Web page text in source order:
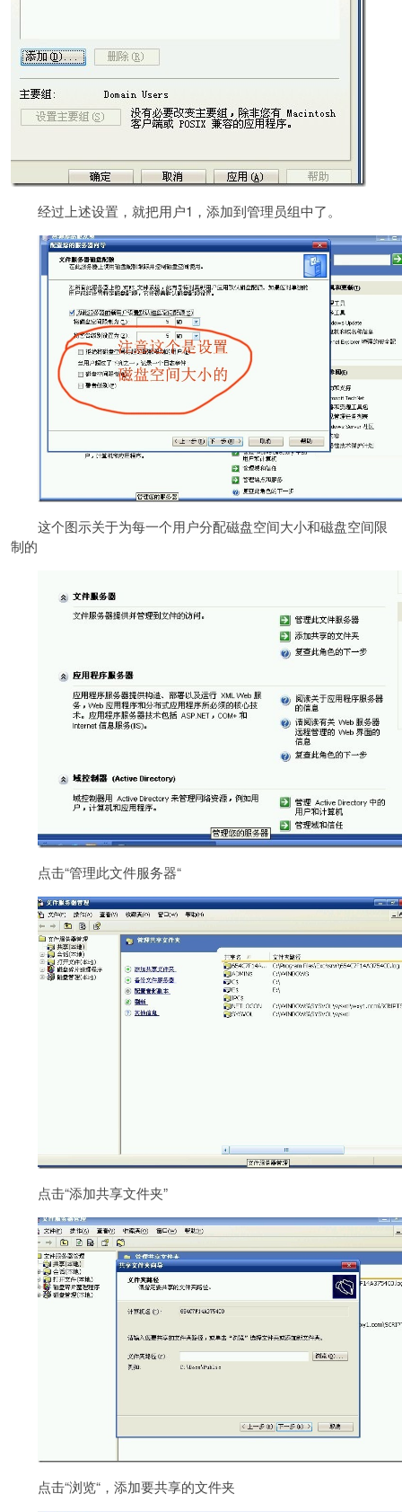
经过上述设置，就把用户1，添加到管理员组中了。
这个图示关于为每一个用户分配磁盘空间大小和磁盘空间限
制的
点击“管理此文件服务器“
点击“添加共享文件夹”
点击“浏览“，添加要共享的文件夹